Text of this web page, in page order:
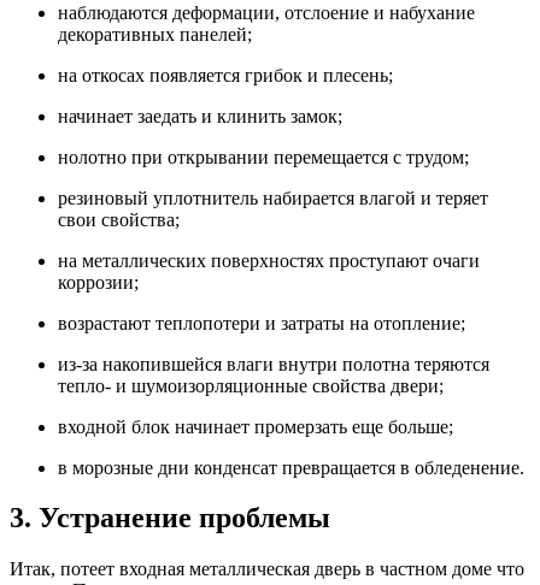
наблюдаются деформации, отслоение и набухание
декоративных панелей;
на откосах появляется грибок и плесень;
начинает заедать и клинить замок;
нолотно при открывании перемещается с трудом;
резиновый уплотнитель набирается влагой и теряет
свои свойства;
на металлических поверхностях проступают очаги
коррозии;
возрастают теплопотери и затраты на отопление;
из-за накопившейся влаги внутри полотна теряются
тепло- и шумоизорляционные свойства двери;
входной блок начинает промерзать еще больше;
в морозные дни конденсат превращается в обледенение.
3. Устранение проблемы
Итак, потеет входная металлическая дверь в частном доме что